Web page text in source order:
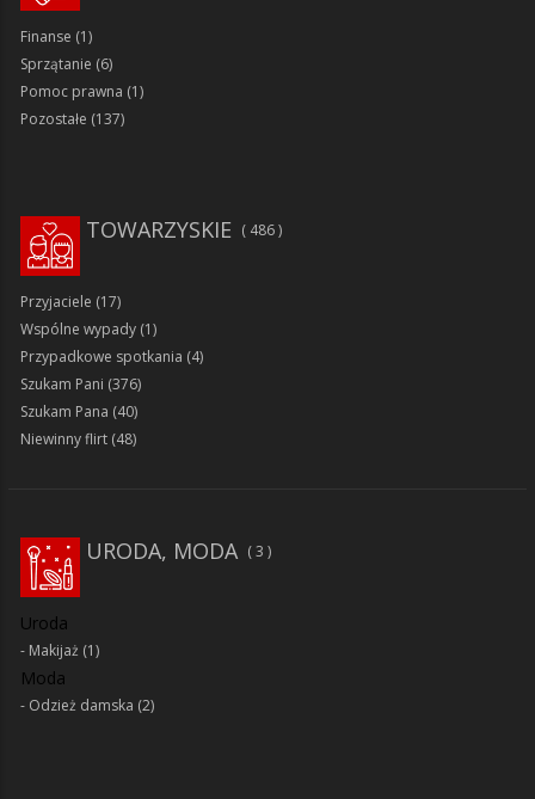
Finanse (1)
Sprzątanie (6)
Pomoc prawna (1)
Pozostałe (137)
TOWARZYSKIE 486
Przyjaciele (17)
Wspólne wypady (1)
Przypadkowe spotkania (4)
Szukam Pani (376)
Szukam Pana (40)
Niewinny flirt (48)
URODA, MODA 3
Uroda
Makijaż (1)
Moda
Odzież damska (2)